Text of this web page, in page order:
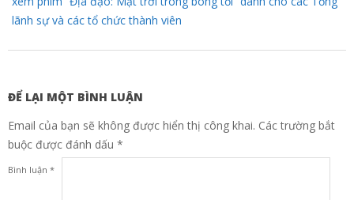
lãnh sự và các tổ chức thành viên
ĐỂ LẠI MỘT BÌNH LUẬN
Email của bạn sẽ không được hiển thị công khai. Các trường bắt
buộc được đánh dấu *
Bình luận *